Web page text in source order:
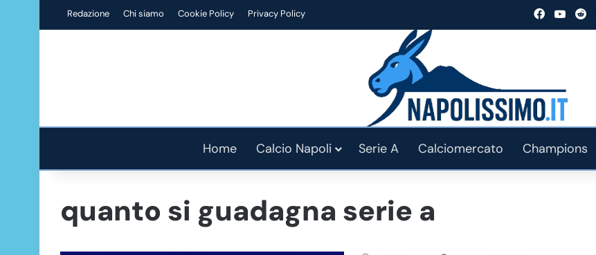
Redazione Chi siamo Cookie Policy Privacy Policy Facebook
You
Home Calcio Napoli Serie A Calciomercato Champions
quanto si guadagna serie a